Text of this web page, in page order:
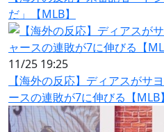
だ」【MLB】
11/25 19:25
【海外の反応】ディアスがサ
ースの連敗が7に伸びる【